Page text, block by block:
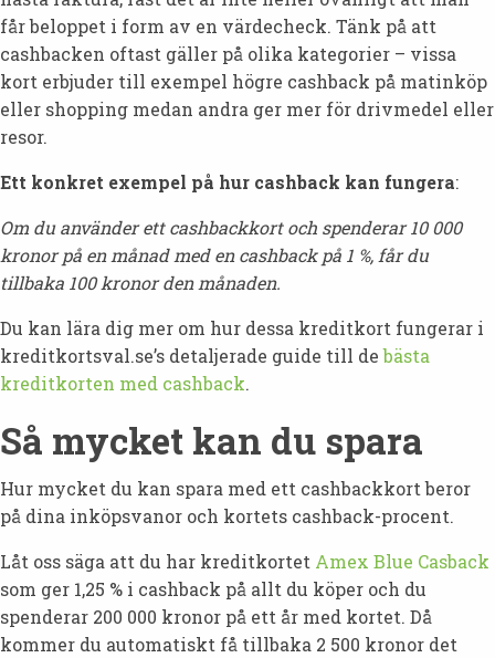
får beloppet i form av en värdecheck. Tänk på att
cashbacken oftast gäller på olika kategorier – vissa
kort erbjuder till exempel högre cashback på matinköp
eller shopping medan andra ger mer för drivmedel eller
resor.
Ett konkret exempel på hur cashback kan fungera:
Om du använder ett cashbackkort och spenderar 10 000
kronor på en månad med en cashback på 1 %, får du
tillbaka 100 kronor den månaden.
Du kan lära dig mer om hur dessa kreditkort fungerar i
kreditkortsval.se’s detaljerade guide till debästa
kreditkorten med cashback.
Så mycket kan du spara
Hur mycket du kan spara med ett cashbackkort beror
på dina inköpsvanor och kortets cashback-procent.
Låt oss säga att du har kreditkortet Amex Blue Casback
som ger 1,25 % i cashback på allt du köper och du
spenderar 200 000 kronor på ett år med kortet. Då
kommer du automatiskt få tillbaka 2 500 kronor det